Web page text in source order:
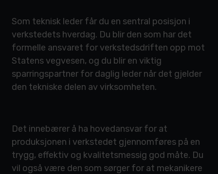
Som teknisk leder får du en sentral posisjon i
verkstedets hverdag. Du blir den som har det
formelle ansvaret for verkstedsdriften opp mot
Statens vegvesen, og du blir en viktig
sparringspartner for daglig leder når det gjelder
den tekniske delen av virksomheten.
Det innebærer å ha hovedansvar for at
produksjonen i verkstedet gjennomføres på en
trygg, effektiv og kvalitetsmessig god måte. Du
vil også være den som sørger for at mekanikere